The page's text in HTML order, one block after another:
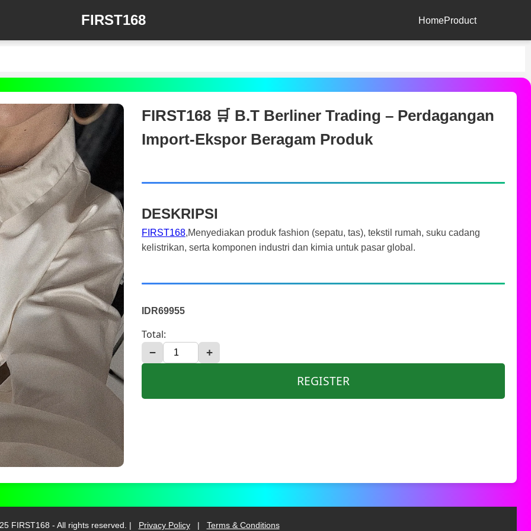
FIRST168 HomeProduct
FIRST168 🛒 B.T Berliner Trading – Perdagangan
Import-Ekspor Beragam Produk
DESKRIPSI
FIRST168,Menyediakan produk fashion (sepatu, tas), tekstil rumah, suku cadang
kelistrikan, serta komponen industri dan kimia untuk pasar global.
IDR69955
Total:
− +
REGISTER
FIRST168 - All rights reserved. | Privacy Policy | Terms & Conditions